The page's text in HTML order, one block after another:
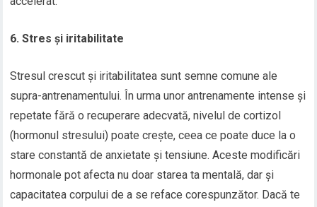
6. Stres și iritabilitate
Stresul crescut și iritabilitatea sunt semne comune ale
supra-antrenamentului. În urma unor antrenamente intense și
repetate fără o recuperare adecvată, nivelul de cortizol
(hormonul stresului) poate crește, ceea ce poate duce la o
stare constantă de anxietate și tensiune. Aceste modificări
hormonale pot afecta nu doar starea ta mentală, dar și
capacitatea corpului de a se reface corespunzător. Dacă te